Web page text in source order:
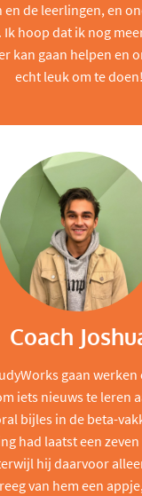
en de leerlingen, en
Ik hoop dat ik nog
kan gaan helpen en
echt leuk om te doen!
Coach
gaan
iets nieuws te leren
bijles in de beta-
had laatst een
hij daarvoor
van hem een